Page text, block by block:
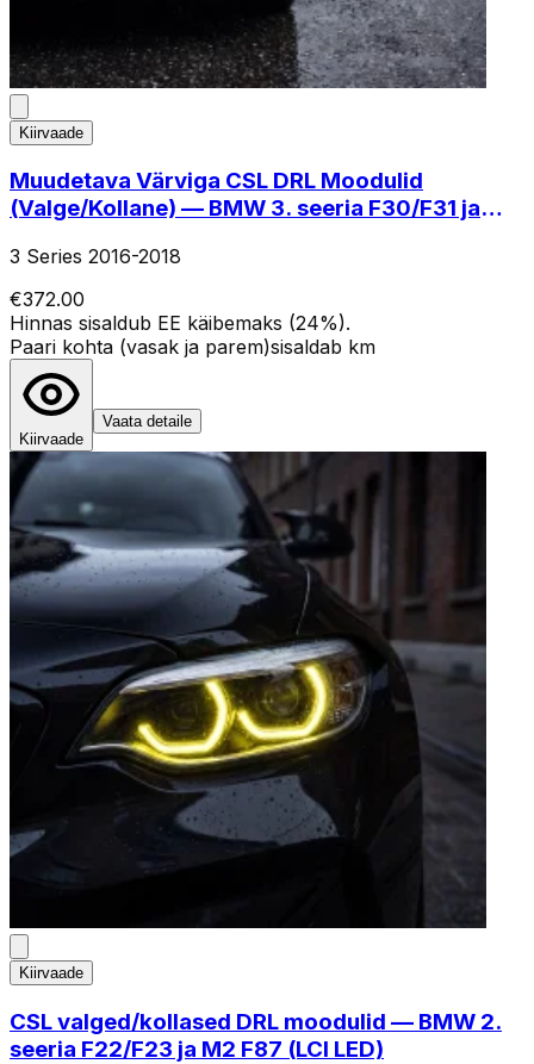
Kiirvaade
Muudetava Värviga CSL DRL Moodulid
(Valge/Kollane) — BMW 3. seeria F30/F31 ja
3 Series 2016-2018
€372.00
Hinnas sisaldub EE käibemaks (24%).
Paari kohta (vasak ja parem)sisaldab km
Kiirvaade
Vaata detaile
Kiirvaade
CSL valged/kollased DRL moodulid — BMW 2.
seeria F22/F23 ja M2 F87 (LCI LED)